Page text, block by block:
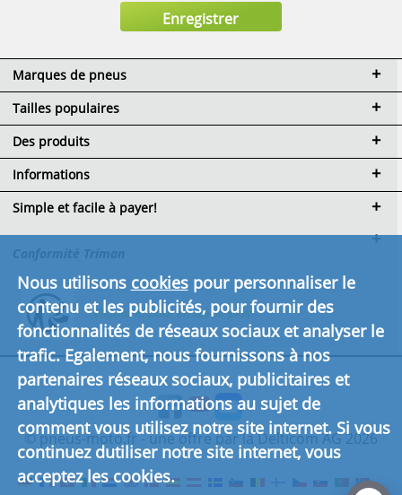
Marques de pneus
Tailles populaires
Des produits
Garantie année de
production 2026
Informations
Inscription partenaire de
montage
Simple et facile à payer!
Cliquez ici pour en savoir plus.
© pneus-moto.fr - une offre par la Delticom AG 2026
Nous utilisons cookiespour personnaliser le
contenu et les publicités, pour fournir des
fonctionnalités de réseaux sociaux et analyser le
trafic. Egalement, nous fournissons à nos
partenaires réseaux sociaux, publicitaires et
analytiques les informations au sujet de
comment vous utilisez notre site internet. Si vous
continuez dutiliser notre site internet, vous
acceptez les cookies.